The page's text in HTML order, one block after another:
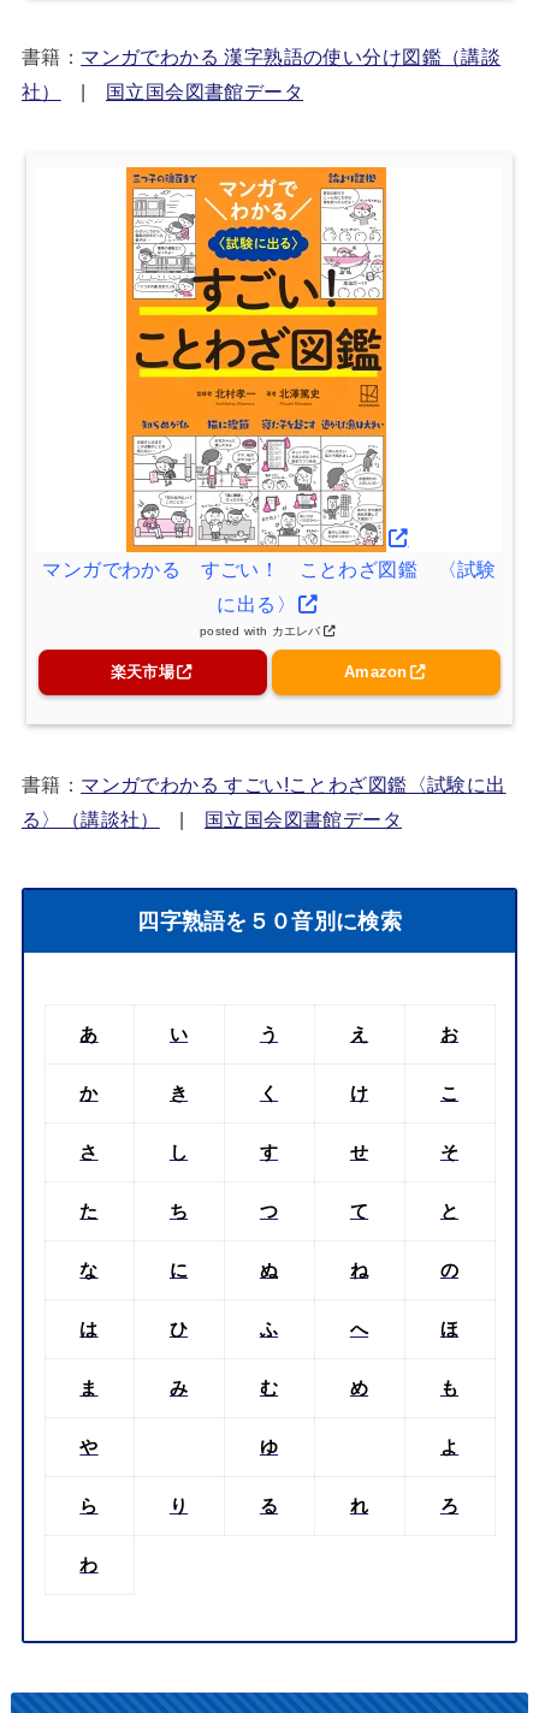
書籍： マンガでわかる 漢字熟語の使い分け図鑑（講談
社）
| 国立国会図書館データ
マンガでわかる すごい！ ことわざ図鑑 〈試験
に出る〉
posted with カエレバ
楽天市場 Amazon
書籍： マンガでわかる すごい!ことわざ図鑑〈試験に出
る〉（講談社）
国立国会図書館データ
四字熟語を５０音別に検索
あ い う え お
か き く け こ
さ し す せ そ
た ち つ て と
な に ぬ ね の
は ひ ふ へ ほ
ま み む め も
や ゆ よ
ら り る れ ろ
わ